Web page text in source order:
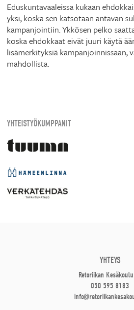
Eduskuntavaaleissa kukaan
yksi, koska sen katsotaan antavan
kampanjointiin. Ykkösen pelko
koska ehdokkaat eivät juuri käytä
lisämerkityksiä kampanjoinnissaan,
mahdollista.
YHTEISTYÖKUMPPANIT
YHTEYS
Retoriikan
050 595 8183